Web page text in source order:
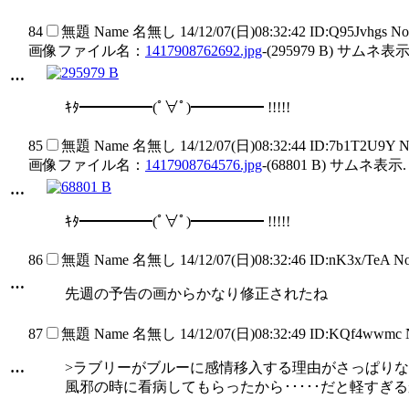
…
84 無題 Name 名無し 14/12/07(日)08:32:42 ID:Q95Jvhgs
画像ファイル名： 1417908762692.jpg-(295979 B) サムネ表
ｷﾀ━━━━━(ﾟ∀ﾟ)━━━━━ !!!!!
…
85 無題 Name 名無し 14/12/07(日)08:32:44 ID:7b1T2U9Y
画像ファイル名： 1417908764576.jpg-(68801 B) サムネ表示.
ｷﾀ━━━━━(ﾟ∀ﾟ)━━━━━ !!!!!
…
86 無題 Name 名無し 14/12/07(日)08:32:46 ID:nK3x/TeA
先週の予告の画からかなり修正されたね
…
87 無題 Name 名無し 14/12/07(日)08:32:49 ID:KQf4wwmc
>ラブリーがブルーに感情移入する理由がさっぱり
風邪の時に看病してもらったから･････だと軽すぎ